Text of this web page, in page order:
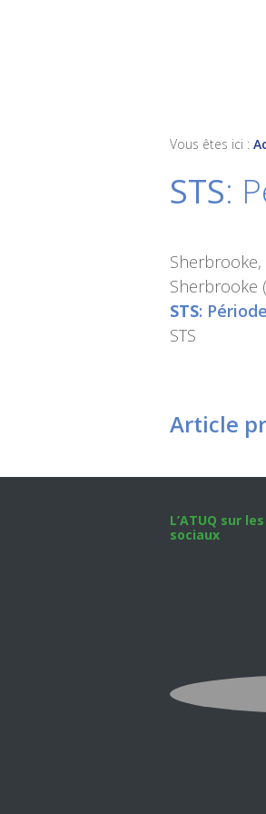
Vous êtes ici :
STS:
Sherbrooke (
STS:
STS
Article
L’ATUQ sur
sociaux